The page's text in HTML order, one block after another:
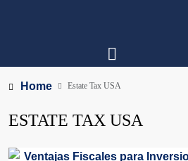
Home Estate Tax USA
ESTATE TAX USA